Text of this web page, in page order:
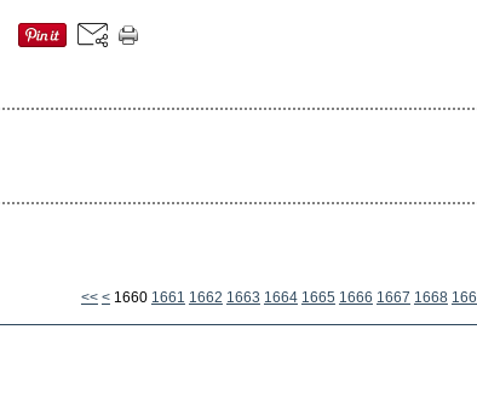
<< < 1600
1610
1620
1630
1640
1650
1660 1661 1662 1663 1664 1665 1666 1667 1668